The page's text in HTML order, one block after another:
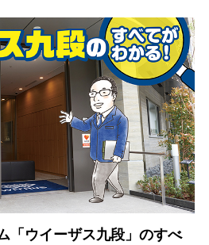
「ウイーザス九段」のすべ